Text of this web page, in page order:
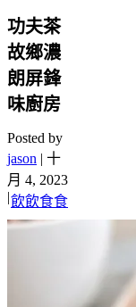
功夫茶
故鄉濃
朗屏鋒
味廚房
Posted by
jason | 十
月 4, 2023
|飲飲食食